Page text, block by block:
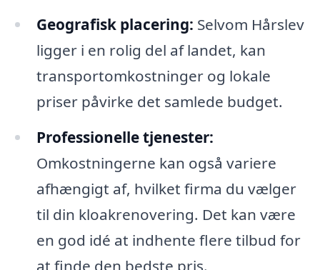
Geografisk placering: Selvom Hårslev
ligger i en rolig del af landet, kan
transportomkostninger og lokale
priser påvirke det samlede budget.
Professionelle tjenester:
Omkostningerne kan også variere
afhængigt af, hvilket firma du vælger
til din kloakrenovering. Det kan være
en god idé at indhente flere tilbud for
at finde den bedste pris.